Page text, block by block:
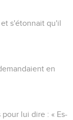
s'étonnait qu'il
en
lui dire : « Es-